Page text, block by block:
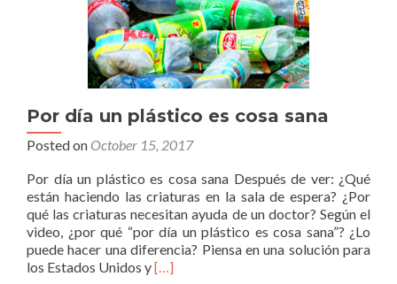
Por día un plástico es cosa sana
Posted on October 15, 2017
Por día un plástico es cosa sana Después de ver: ¿Qué
están haciendo las criaturas en la sala de espera? ¿Por
qué las criaturas necesitan ayuda de un doctor? Según el
video, ¿por qué “por día un plástico es cosa sana”? ¿Lo
puede hacer una diferencia? Piensa en una solución para
los Estados Unidos yRead
[…]